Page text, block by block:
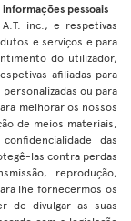
pessoais
inc., e respetivas
e serviços e para
do utilizador,
afiliadas para
ou para
melhorar os nossos
de meios materiais,
das
las contra perdas
reprodução,
lhe fornecermos os
de divulgar as suas